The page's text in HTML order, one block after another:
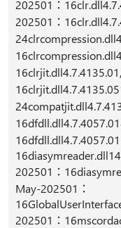
202501：
202501：
202501：
May-202501：
202501：